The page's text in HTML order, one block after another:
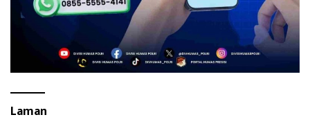
Laman